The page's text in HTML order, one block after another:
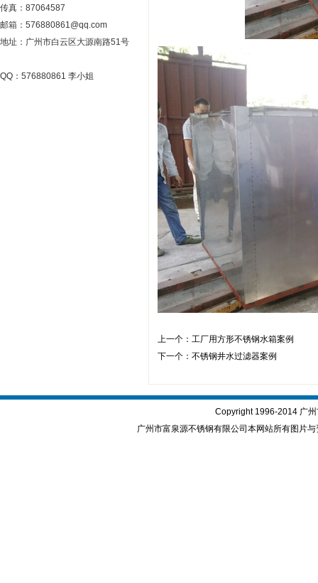
上一个： 工厂用方形不锈钢水箱案例
下一个： 不锈钢井水过滤器案例
传真：87064587
邮箱：576880861@qq.com
地址：广州市白云区大源南路51号
QQ：576880861 李小姐
Copyright 1996-2014 广
广州市富泉源不锈钢有限公司本网站所有图片